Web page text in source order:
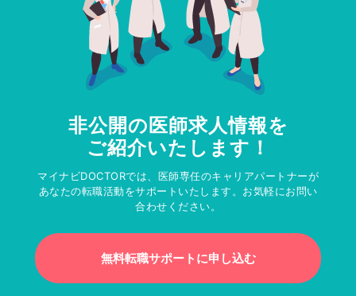
非公開の医師求人情報を
ご紹介いたします！
マイナビDOCTORでは、医師専任のキャリアパートナーが
あなたの転職活動をサポートいたします。お気軽にお問い
合わせください。
無料転職サポートに申し込む